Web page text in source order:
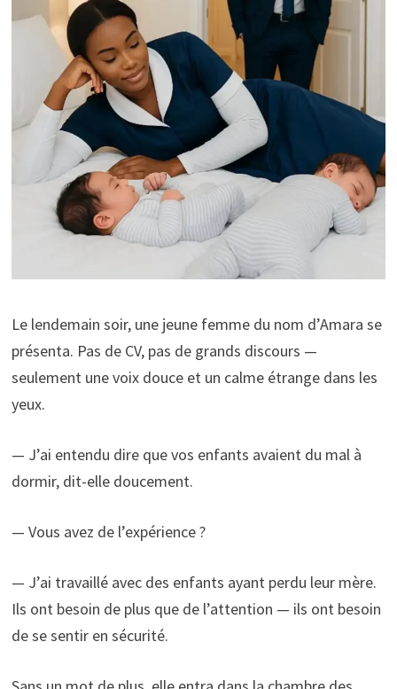
Le lendemain soir, une jeune femme du nom d’Amara se
présenta. Pas de CV, pas de grands discours —
seulement une voix douce et un calme étrange dans les
yeux.
— J’ai entendu dire que vos enfants avaient du mal à
dormir, dit-elle doucement.
— Vous avez de l’expérience ?
— J’ai travaillé avec des enfants ayant perdu leur mère.
Ils ont besoin de plus que de l’attention — ils ont besoin
de se sentir en sécurité.